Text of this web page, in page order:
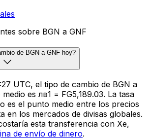
sobre BGN a GNF
de BGN a GNF hoy?
UTC, el tipo de cambio de BGN a
es лв1 = FG5,189.03. La tasa
es el punto medio entre los precios
en los mercados de divisas globales.
esta transferencia con Xe,
de envío de dinero.